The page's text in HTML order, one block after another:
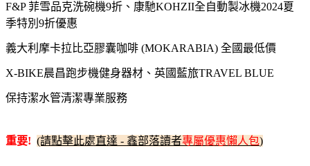
F&P 菲雪品克洗碗機9折、康馳KOHZII全自動製冰機2024夏
季特別9折優惠
義大利摩卡拉比亞膠囊咖啡 (MOKARABIA) 全國最低價
X-BIKE晨昌跑步機健身器材、英國藍旅TRAVEL BLUE
保持潔水管清潔專業服務
重要! (請點擊此處直達 - 鑫部落讀者專屬優惠懶人包)